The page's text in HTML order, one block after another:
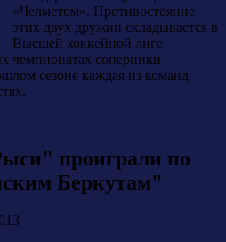
«Челметом». Противостояние
этих двух дружин складывается в
Высшей хоккейной лиге
чемпионатах соперники
сезоне каждая из команд
проиграли по
Беркутам"